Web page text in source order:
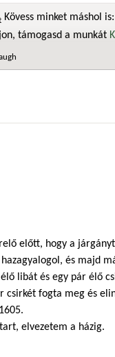
Kövess minket máshol is:
támogasd a munkát
előtt, hogy a
és majd
libát és egy pár élő
csirkét fogta meg és
elvezetem a házig.